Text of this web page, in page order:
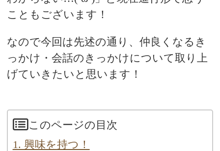
こともございます！
なので今回は先述の通り、仲良くなるき
っかけ・会話のきっかけについて取り上
げていきたいと思います！
このページの目次
1. 興味を持つ！